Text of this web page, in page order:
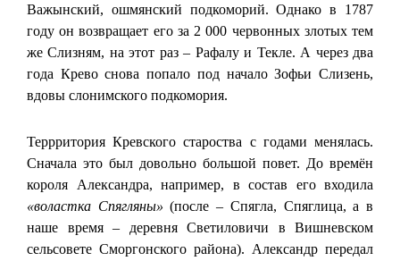
Важынский, ошмянский подкоморий. Однако в 1787
году он возвращает его за 2 000 червонных злотых тем
же Слизням, на этот раз – Рафалу и Текле. А через два
года Крево снова попало под начало Зофьи Слизень,
вдовы слонимского подкомория.
Террритория Кревского староства с годами менялась.
Сначала это был довольно большой повет. До времён
короля Александра, например, в состав его входила
«воластка Спягляны» (после – Спягла, Спяглица, а в
наше время – деревня Светиловичи в Вишневском
сельсовете Сморгонского района). Александр передал